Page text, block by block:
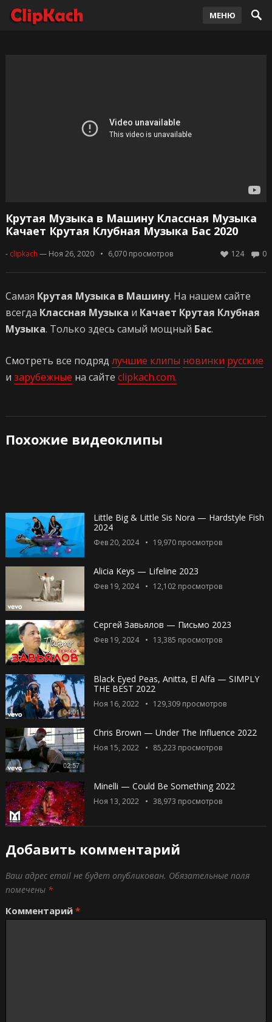
МЕНЮ
Крутая Музыка в Машину Классная Музыка
Качает Крутая Клубная Музыка Бас 2020
- clipkach — Ноя 26, 2020 6,070просмотров 0
124
Самая Крутая Музыка в Машину. На нашем сайте
всегда Классная Музыка и Качает Крутая Клубная
Музыка. Только здесь самый мощный Бас.
Смотреть все подряд лучшие клипы новинки русские
и зарубежные на сайте clipkach.com.
Похожие видеоклипы
Little Big & Little Sis Nora — Hardstyle Fish
2024
Фев 20, 2024 19,970просмотров
Alicia Keys — Lifeline 2023
Фев 19, 2024 12,102просмотров
Сергей Завьялов — Письмо 2023
Фев 19, 2024 13,385 просмотров
04:01
Black Eyed Peas, Anitta, El Alfa — SIMPLY
THE BEST 2022
Ноя 16, 2022 129,309просмотров
02:57
Chris Brown — Under The Influence 2022
Ноя 15, 2022 85,223 просмотров
Minelli — Could Be Something 2022
Ноя 13, 2022 38,973 просмотров
Добавить комментарий
Ваш адрес email не будет опубликован. Обязательные поля
помечены *
Комментарий *